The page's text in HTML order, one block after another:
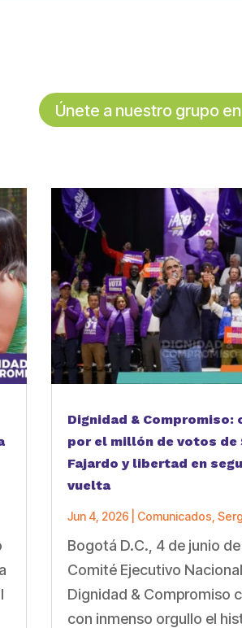
Únete a nuestro grupo
Dignidad & Compromiso:
por el millón de votos de
Fajardo y libertad en
vuelta
Jun 4, 2026 Comunicados
Bogotá D.C., 4 de junio
Comité Ejecutivo
Dignidad & Compromiso
con inmenso orgullo el